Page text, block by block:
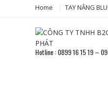
Home TAY NÂNG
Hotline : 0899 16 15 19 –